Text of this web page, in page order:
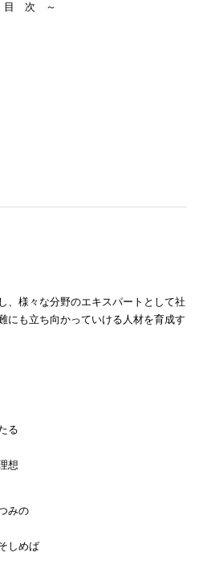
目 次 ～
、様々な分野のエキスパートとして社
にも立ち向かっていける人材を育成す
る
想
みの
めば